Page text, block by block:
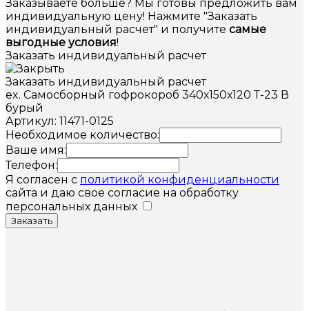
Заказываете больше? Мы готовы предложить вам
индивидуальную цену! Нажмите "Заказать
индивидуальный расчет" и получите самые
выгодные условия!
Заказать индивидуальный расчет
Заказать индивидуальный расчет
ex. Самосборный гофрокороб 340х150х120 Т-23 В
бурый
Артикул: 11471-0125
Необходимое количество:
Ваше имя:
Телефон:
Я согласен с политикой конфиденциальности
сайта и даю свое согласие на обработку
персональных данных
Заказать